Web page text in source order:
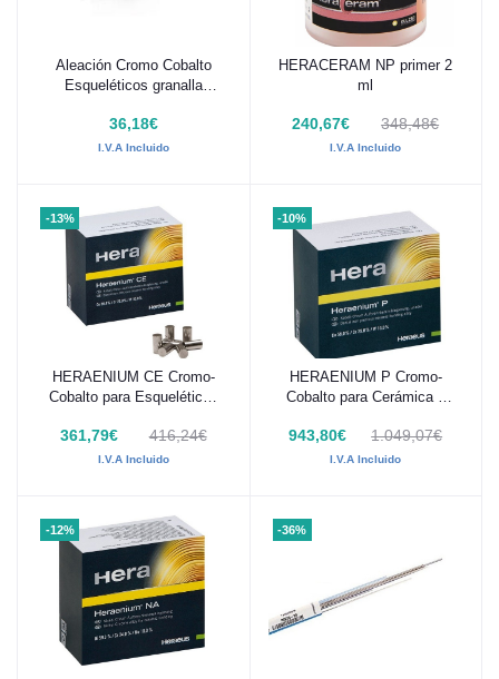
Añadir al carrito
Aleación Cromo Cobalto
Esqueléticos granalla
36,18€
I.V.A Incluido
Añadir al carrito
HERACERAM NP primer 2
ml
240,67€ 348,48€
I.V.A Incluido
-13%
Añadir al carrito
HERAENIUM CE Cromo-
Cobalto para Esqueléticos
361,79€ 416,24€
I.V.A Incluido
-10%
Añadir al carrito
HERAENIUM P Cromo-
Cobalto para Cerámica 1
943,80€ 1.049,07€
I.V.A Incluido
-12% -36%